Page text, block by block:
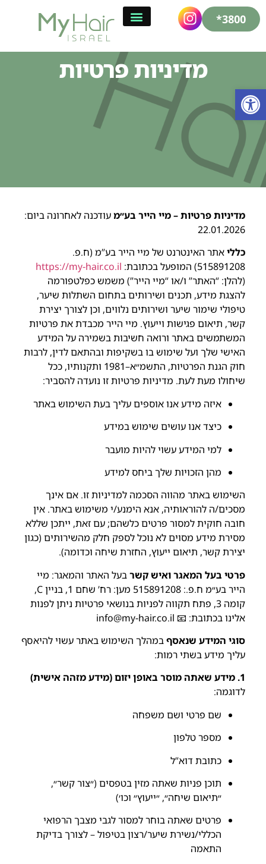
פתח סרגל נגישות
3800*
מדיניות פרטיות
מדיניות פרטיות – מיי הייר בע״מעודכנה לאחרונה ביום:
22.01.2026
כלליאתר האינטרנט של מיי הייר בע”מ (ח.פ.
515891208) המופעל בכתובת:
https://my-hair.co.il
(להלן: “האתר” ו/או “מיי הייר”) משמש כפלטפורמה
להצגת מידע, תכנים ושירותים בתחום השתלות שיער,
טיפולי שימור שיער ושירותים נלווים, וכן לצורך יצירת
קשר, תיאום פגישות וייעוץ. מיי הייר מכבדת את פרטיות
המשתמשים באתר ורואה חשיבות בשמירה על המידע
האישי שלך ועל שימוש בו בשקיפות ובהתאם לדין, לרבות
חוק הגנת הפרטיות, התשמ״א–1981 ותקנותיו, ככל
שיחולו מעת לעת. מדיניות פרטיות זו נועדה להסביר:
איזה מידע אנו אוספים עליך בעת השימוש באתר
כיצד אנו עושים שימוש במידע
למי המידע עשוי להיות מועבר
מהן הזכויות שלך ביחס למידע
השימוש באתר מהווה הסכמה למדיניות זו. אם אינך
מסכים/ה להוראותיה, אנא הימנע/י משימוש באתר. אין
חובה חוקית למסור פרטים כלשהם; עם זאת, ייתכן שללא
מסירת מידע מסוים לא נוכל לספק חלק מהשירותים (כגון
יצירת קשר, תיאום ייעוץ, החזרת שיחה וכדומה).
פרטי בעל המאגר ואיש קשרבעל האתר והמאגר: מיי
הייר בע״מ ח.פ.: 515891208 מען: רח’ שחם 1, בניין C,
קומה 3, פתח תקווה לפניות בנושאי פרטיות ניתן לפנות
אלינו בכתובת: 📧 info@my-hair.co.il
סוגי המידע שנאסףבמהלך השימוש באתר עשוי להיאסף
עליך מידע בשתי רמות:
1. מידע שאתה מוסר באופן יזום (מידע מזהה אישית)
לדוגמה:
שם פרטי ושם משפחה
מספר טלפון
כתובת דוא”ל
תוכן פניות שאתה מזין בטפסים (״צור קשר״,
״תיאום שיחה״, ״ייעוץ״ וכו׳)
פרטים שאתה בוחר למסור לגבי מצבך הרפואי
הכללי/נשירת שיער/רצון בטיפול – לצורך בדיקת
התאמה